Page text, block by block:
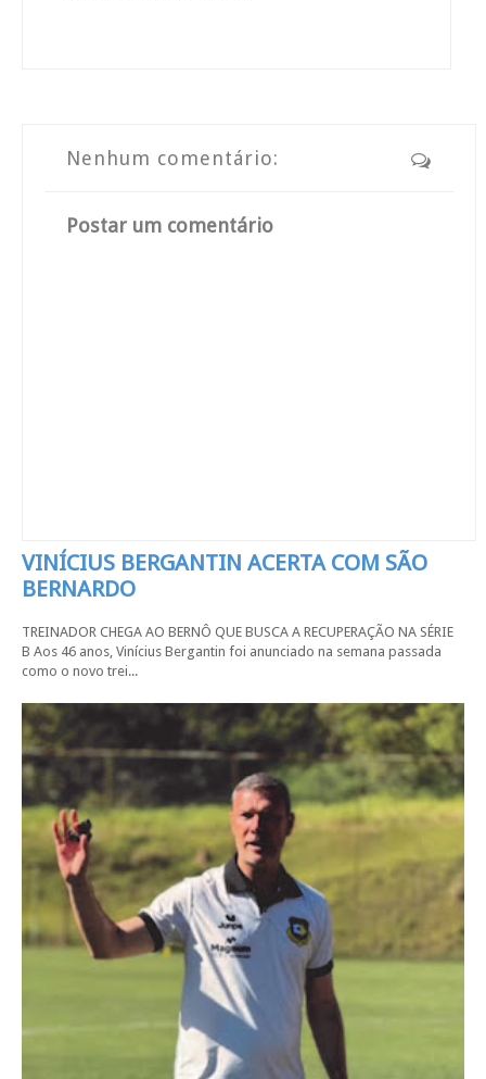
Nenhum comentário:
Postar um comentário
VINÍCIUS BERGANTIN ACERTA COM SÃO
BERNARDO
TREINADOR CHEGA AO BERNÔ QUE BUSCA A RECUPERAÇÃO NA SÉRIE
B Aos 46 anos, Vinícius Bergantin foi anunciado na semana passada
como o novo trei...